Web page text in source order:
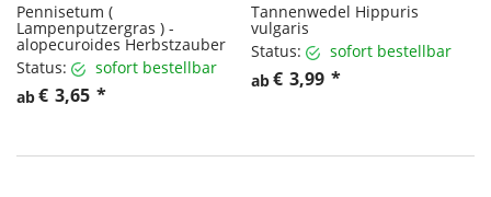
Pennisetum (
Lampenputzergras ) -
alopecuroides Herbstzauber
Status:
sofort bestellbar
ab€ 3,65 *
Tannenwedel Hippuris
vulgaris
Status:
sofort bestellbar
ab€ 3,99 *